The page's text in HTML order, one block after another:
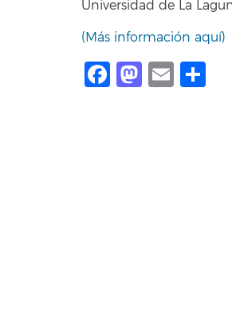
Universidad de La
(Más información aquí)
Facebook
Email